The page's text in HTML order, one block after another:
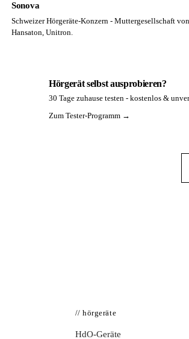
Sonova
Schweizer Hörgeräte-Konzern - Muttergesellschaft
Hansaton, Unitron.
Hörgerät selbst ausprobieren?
30 Tage zuhause testen - kostenlos &
Zum Tester-Programm →
// hörgeräte
HdO-Geräte